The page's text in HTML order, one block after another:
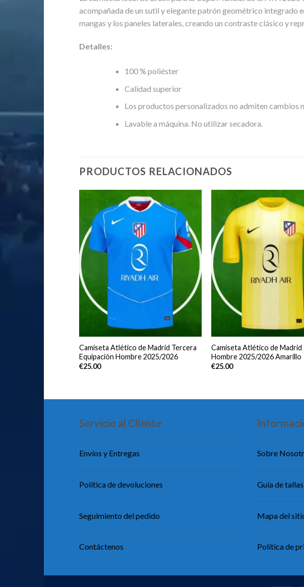
acompañada de un sutil y elegante patrón geométrico integrado
mangas y los paneles laterales, creando un contraste clásico y
Detalles:
100 % poliéster
Calidad superior
Los productos personalizados no admiten cambios
Lavable a máquina. No utilizar secadora.
PRODUCTOS RELACIONADOS
Camiseta Atlético de Madrid Tercera
Equipación Hombre 2025/2026
€25.00
Camiseta Atlético de
Hombre 2025/2026 Amarillo
€25.00
Servicio al Cliente
Envíos y Entregas
Política de devoluciones
Seguimiento del pedido
Contáctenos
Sobre
Guía de tallas
Mapa del
Política de